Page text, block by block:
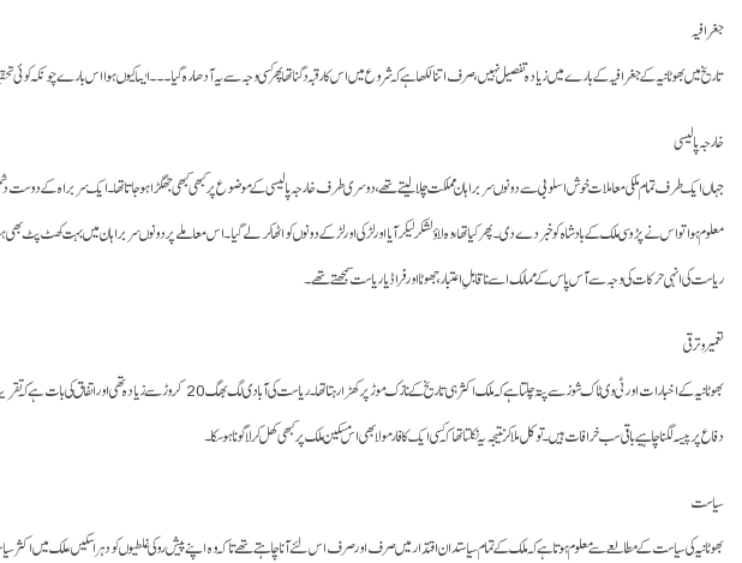
جغرافیہ
تاریخ میں بھوٹانیہ کے جغرافیہ کے بارے میں زیادہ تفصیل نہیں،صرف اتنا لکھا ہے کہ شروع میں اس کا رقبہ دگنا تھا پھر کسی وجہ سے یہ آدھا رہ گیا۔۔۔ایسا کیوں ہوا اس بارے
خارجہ پالیسی
جہاں ایک طرف تمام ملکی معاملات خوش اسلوبی سے دونوں سربراہان مملکت چلا لیتے تھے، دوسری طرف خارجہ پالیسی کے موضوع پر کبھی کبھی جھگڑا ہو جاتا تھا۔ ایک سربراہ کے دوست
معلوم ہوا تو اس نے پڑوسی ملک کے بادشاہ کو خبر دے دی۔ پھر کیا تھا، وہ لاؤلشکر لیکر آیا اور لڑکی اور لڑکے دونوں کو اٹھا کر لے گیا۔ اس معاملے پر دونوں سربراہان میں بہت کھٹ پٹ
ریاست کی انہی حرکات کی وجہ سے آس پاس کے ممالک اسے ناقابلِ اعتبار، جھوٹا اور فراڈیا ریاست سمجھتے تھے۔
تعمیر و ترقی
بھوٹانیہ کے اخبارات اور ٹی وی ٹاک شوز سے پتہ چلتا ہے کہ ملک اکثر ہی
دفاع پر پیسہ لگنا چاہیے باقی سب خرافات ہیں۔ تو کل ملا کر نتیجہ یہ نکلتا تھا کہ کسی ایک کا فارمولا بھی اس مسکین ملک پر کبھی کھل کر لاگو نا ہوسکا۔
سیاست
بھوٹانیہ کی سیاست کے مطالعے سے معلوم ہوتا ہے کہ ملک کے تمام سیاستدان اقتدار میں صرف اور صرف اس لئے آنا چاہتے تھے تاکہ وہ اپنے پیش رو کی غلطیوں کو دہرا سکیں، ملک میں